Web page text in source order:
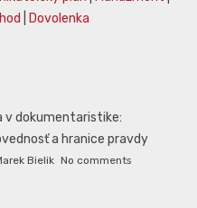
Dovolenka
dokumentaristike:
a hranice pravdy
Bielik No comments